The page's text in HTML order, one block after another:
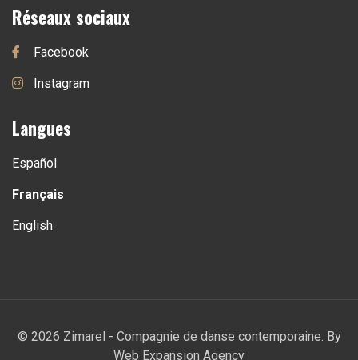
Réseaux sociaux
Facebook
Instagram
Langues
Español
Français
English
© 2026 Zimarel - Compagnie de danse contemporaine. By
Web Expansion Agency